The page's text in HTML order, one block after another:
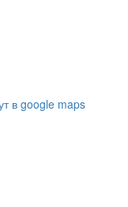
в google maps